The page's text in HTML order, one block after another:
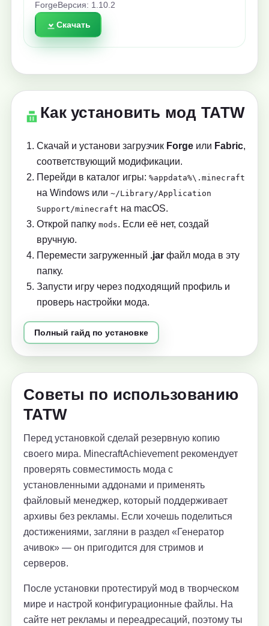
Forge Версия: 1.10.2
Скачать
Как установить мод TATW
Скачай и установи загрузчик Forge или Fabric,
соответствующий модификации.
Перейди в каталог игры: %appdata%\.minecraft
на Windows или ~/Library/Application
Support/minecraft на macOS.
Открой папку mods. Если её нет, создай
вручную.
Перемести загруженный .jar файл мода в эту
папку.
Запусти игру через подходящий профиль и
проверь настройки мода.
Полный гайд по установке
Советы по использованию
TATW
Перед установкой сделай резервную копию
своего мира. MinecraftAchievement рекомендует
проверять совместимость мода с
установленными аддонами и применять
файловый менеджер, который поддерживает
архивы без рекламы. Если хочешь поделиться
достижениями, загляни в раздел «Генератор
ачивок» — он пригодится для стримов и
серверов.
После установки протестируй мод в творческом
мире и настрой конфигурационные файлы. На
сайте нет рекламы и переадресаций, поэтому ты